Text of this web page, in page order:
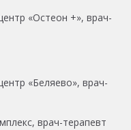
«Остеон +», врач-
«Беляево», врач-
врач-терапевт